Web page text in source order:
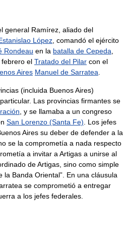
general Ramírez, aliado del
López , comandó el ejército
Rondeau en la batalla de Cepeda
el Tratado del Pilar con el
Aires Manuel de Sarratea
(incluida Buenos Aires)
Las provincias firmantes se
, y se llamaba a un congreso
San Lorenzo (Santa Fe) . Los jefes
Aires su deber de defender a la
se la comprometía a nada respecto
a invitar a Artigas a unirse al
de Artigas, sino como simple
la Banda Oriental”. En una cláusula
se comprometió a entregar
a los jefes federales.